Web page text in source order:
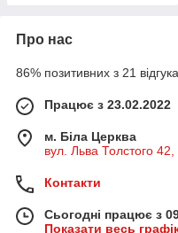
Про нас
86% позитивних з 21
Працює з 23.02.2022
м. Біла Церква
вул. Льва Толстого
Контакти
Сьогодні працює з
Показати весь